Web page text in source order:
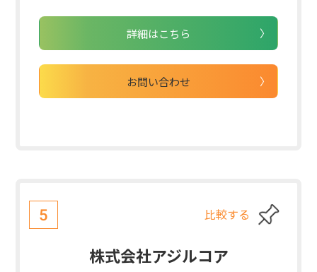
詳細はこちら
お問い合わせ
5 比較する
株式会社アジルコア